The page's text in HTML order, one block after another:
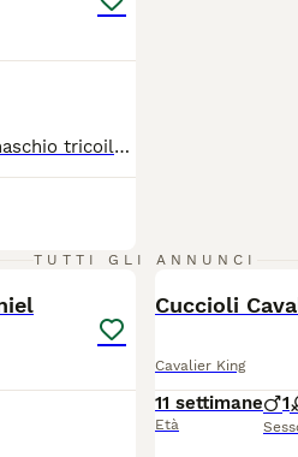
Sono disponibili alla prenotazione due cuccioli, un maschio tricoilor e una femmina blenheim di Cavalier King Charles Spaniel nati il 22 maggio 2026. Possono essere affidati alla famiglia dai primi giorni di Agosto. Tutti avranno pedigree ENCI, iscrizione Anagrafe Canina, certificato veterinario di buona salute, microchip, vaccinazioni, sverminazioni, libretto sanitario e kit cucciolo "benvenuto a casa". I genitori sono testati per cuore, occhi e rotule, inoltre hanno entrambi test DNA per la cheratongiuntivite secca, dermatite ittiosiforme e sindrome da caduta improvvisa esenti, malattie ereditarie. Di tutti i certificati si rilascia copia. I cuccioli stanno crescendo in casa, a stretto contatto con la nostra famiglia e con le altre compagne della stessa razza ma anche diversa. Il nostro obiettivo è poter affidare a famiglie attente e amorevoli, cuccioli sani, equilibrati, ben socializzati e coccoloni. Svolgiamo pratica per il passaggio di proprietà, seguiamo l'inserimento in famiglia e diamo la nostra disponibilità anche in futuro. Per maggiori informazioni telefonare al 340/0574526.
TUTTI GLI ANNUNCI
Cuccioli
Cavalier King
11 settimane
Età
1